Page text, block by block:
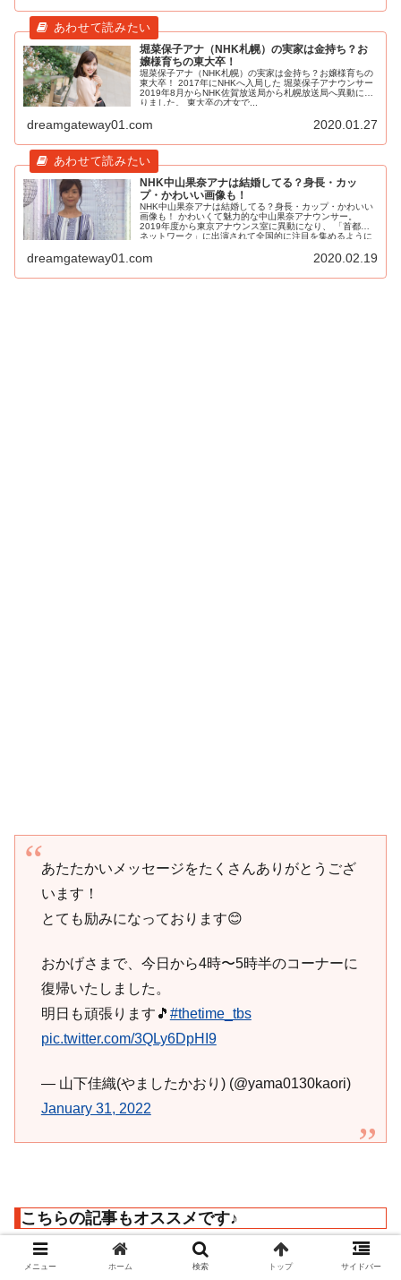
堀菜保子アナ（NHK札幌）の実家は金持ち？お
嬢様育ちの東大卒！
堀菜保子アナ（NHK札幌）の実家は金持ち？お嬢様育ちの
東大卒！ 2017年にNHKへ入局した 堀菜保子アナウンサー
2019年8月からNHK佐賀放送局から札幌放送局へ異動にな
りました。 東大卒の才女で...
dreamgateway01.com 2020.01.27
NHK中山果奈アナは結婚してる？身長・カッ
プ・かわいい画像も！
NHK中山果奈アナは結婚してる？身長・カップ・かわいい
画像も！ かわいくて魅力的な中山果奈アナウンサー。
2019年度から東京アナウンス室に異動になり、 「首都圏
ネットワーク」に出演されて全国的に注目を集めるように
dreamgateway01.com 2020.02.19
あたたかいメッセージをたくさんありがとうござ
います！
とても励みになっております😊
おかげさまで、今日から4時〜5時半のコーナーに
復帰いたしました。
明日も頑張ります🎵 #thetime_tbs
pic.twitter.com/3QLy6DpHI9
— 山下佳織(やましたかおり) (@yama0130kaori)
January 31, 2022
こちらの記事もオススメです♪
メニュー ホーム 検索 トップ サイドバー